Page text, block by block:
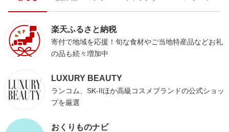
楽天ふるさと納税
寄付で地域を応援！旬な食材やご当地特産品などお礼
の品も続々増加中
LUXURY BEAUTY
ランコム、SK-IIほか高級コスメブランドの公式ショッ
プを厳選
おくりものナビ